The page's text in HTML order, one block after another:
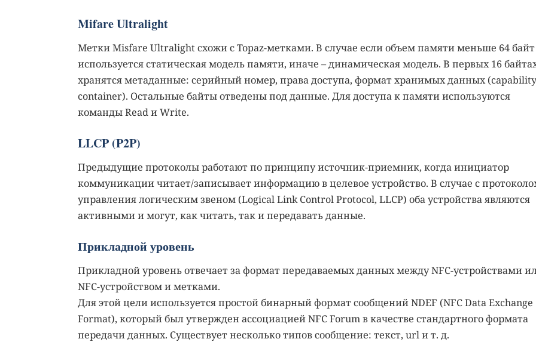
Mifare Ultralight
Метки Misfare Ultralight схожи с Topaz-метками. В случае если объем памяти меньше 64 байт
используется статическая модель памяти, иначе – динамическая модель. В первых 16
хранятся метаданные: серийный номер, права доступа, формат хранимых данных (capability
container). Остальные байты отведены под данные. Для доступа к памяти используются
команды Read и Write.
LLCP (P2P)
Предыдущие протоколы работают по принципу источник-приемник, когда инициатор
коммуникации читает/записывает информацию в целевое устройство. В случае с
управления логическим звеном (Logical Link Control Protocol, LLCP) оба устройства являются
активными и могут, как читать, так и передавать данные.
Прикладной уровень
Прикладной уровень отвечает за формат передаваемых данных между NFC-устройствами
NFC-устройством и метками.
Для этой цели используется простой бинарный формат сообщений NDEF (NFC Data Exchange
Format), который был утвержден ассоциацией NFC Forum в качестве стандартного формата
передачи данных. Существует несколько типов сообщение: текст, url и т. д.